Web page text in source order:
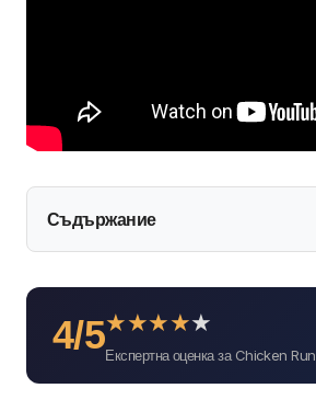
Съдържание
4/5★★★★★
Експертна оценка за Chicken Run